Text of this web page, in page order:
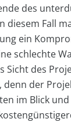
des
diesem Fall
ein
schlechte
Sicht des
denn der
im Blick